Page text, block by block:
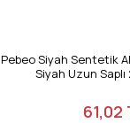
Pebeo Siyah Sentetik
Siyah Uzun
61,02